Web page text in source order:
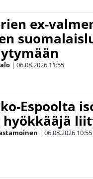
ex-
| 06.08.2026 11:55
Espoolta
hyökkääjä
| 06.08.2026 10:55